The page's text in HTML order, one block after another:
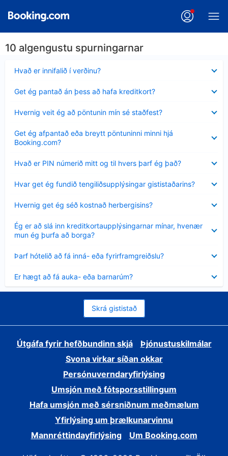
10 algengustu spurningarnar
Hvað er innifalið í verðinu?
sýnt
Get ég pantað án þess að hafa kreditkort?
sýnt
Hvernig veit ég að pöntunin mín sé staðfest?
sýnt
Get ég afpantað eða breytt pöntuninni minni hjá
Booking.com?
sýnt
Hvað er PIN númerið mitt og til hvers þarf ég það?
sýnt
Hvar get ég fundið tengiliðsupplýsingar gististaðarins?
sýnt
Hvernig get ég séð kostnað herbergisins?
sýnt
Ég er að slá inn kreditkortaupplýsingarnar mínar, hvenær
mun ég þurfa að borga?
Minna
sýnt
Þarf hótelið að fá inná- eða fyrirframgreiðslu?
sýnt
Er hægt að fá auka- eða barnarúm?
sýnt
Skrá gististað
Útgáfa fyrir hefðbundinn skjá
Þjónustuskilmálar
Svona virkar síðan okkar
Persónuverndaryfirlýsing
Umsjón með fótsporsstillingum
Hafa umsjón með sérsniðnum meðmælum
Yfirlýsing um þrælkunarvinnu
Mannréttindayfirlýsing
Um Booking.com